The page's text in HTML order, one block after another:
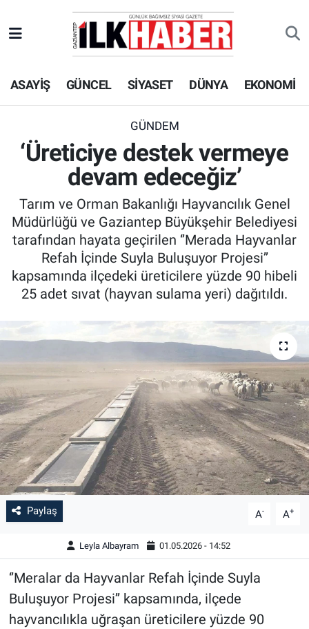
ASAYİŞ GÜNCEL SİYASET DÜNYA EKONOMİ
GÜNDEM
‘Üreticiye destek vermeye
devam edeceğiz’
Tarım ve Orman Bakanlığı Hayvancılık Genel
Müdürlüğü ve Gaziantep Büyükşehir Belediyesi
tarafından hayata geçirilen ‘’Merada Hayvanlar
Refah İçinde Suyla Buluşuyor Projesi’’
kapsamında ilçedeki üreticilere yüzde 90 hibeli
25 adet sıvat (hayvan sulama yeri) dağıtıldı.
Paylaş A- A+
Leyla Albayram 01.05.2026 - 14:52
‘’Meralar da Hayvanlar Refah İçinde Suyla
Buluşuyor Projesi’’ kapsamında, ilçede
hayvancılıkla uğraşan üreticilere yüzde 90
EKONOMİ
SİYASET
SPOR
ASAYİŞ
EĞİTİM
KÜLTÜR - SANAT
Beyoğlu Hava Durumu
Beyoğlu Trafik Yoğunluk Haritası
Süper Lig Puan Durumu ve Fikstür
Tüm Manşetler
Haber Arşivi